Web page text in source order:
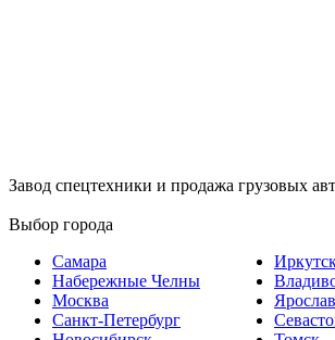
Завод спецтехники и продажа грузовых
Выбор города
Самара
Набережные Челны
Москва
Санкт-Петербург